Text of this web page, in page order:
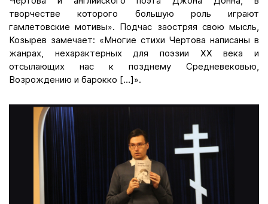
творчестве которого большую роль играют
гамлетовские мотивы». Подчас заостряя свою мысль,
Козырев замечает: «Многие стихи Чертова написаны в
жанрах, нехарактерных для поэзии XX века и
отсылающих нас к позднему Средневековью,
Возрождению и барокко […]».